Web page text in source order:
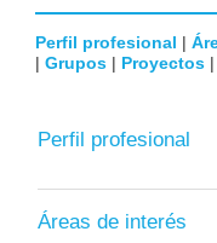
Perfil profesional |
| Grupos | Proyectos
Perfil profesional
Áreas de interés